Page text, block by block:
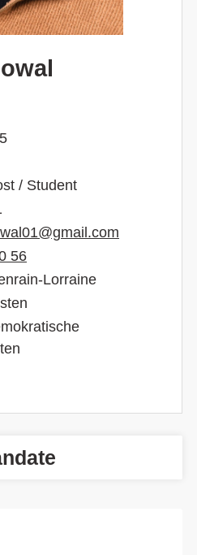
/ Student
56
Lorraine